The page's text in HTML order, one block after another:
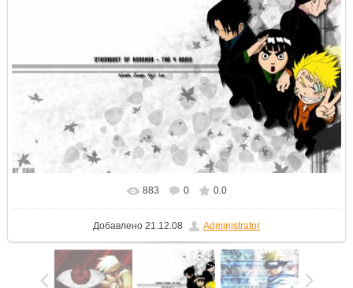
В реальном размере 1024x768
883 0 0.0
Добавлено 21.12.08 Administrator